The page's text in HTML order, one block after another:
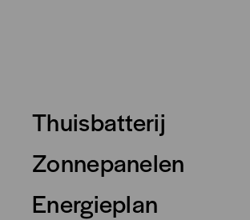
Thuisbatterij
Zonnepanelen
Energieplan